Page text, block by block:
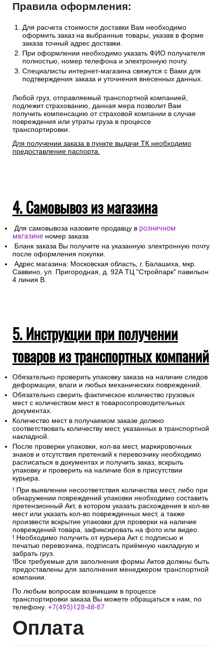
Правила оформления:
Для расчета стоимости доставки Вам необходимо
оформить заказ на выбранные товары, указав в форме
заказа точный адрес доставки.
При оформлении необходимо указать ФИО получателя
полностью, номер телефона и электронную почту.
Специалисты интернет-магазина свяжутся с Вами для
подтверждения заказа и уточнения внесенных данных.
Любой груз, отправляемый транспортной компанией,
подлежит страхованию, данная мера позволит Вам
получить компенсацию от страховой компании в случае
повреждения или утраты груза в процессе
транспортировки.
Для получении заказа в пункте выдачи ТК необходимо
предоставление паспорта.
4. Самовывоз из магазина
Для самовывоза назовите продавцу в розничном
магазине номер заказа
Бланк заказа Вы получите на указанную электронную почту
после оформления покупки.
Адрес магазина: Московская область, г. Балашиха, мкр.
Саввино, ул. Пригородная, д. 92А ТЦ "Стройпарк" павильон
4 линия В.
5. Инструкции при получении
товаров из транспортных компаний
Обязательно проверить упаковку заказа на наличие следов
деформации, влаги и любых механических повреждений.
Обязательно сверить фактическое количество грузовых
мест с количеством мест в товаросопроводительных
документах.
Количество мест в получаемом заказе должно
соответствовать количеству мест, указанных в транспортной
накладной.
После проверки упаковки, кол-ва мест, маркировочных
знаков и отсутствия претензий к перевозчику необходимо
расписаться в документах и получить заказ, вскрыть
упаковку и проверить на наличие боя в присутствии
курьера.
! При выявлении несоответствия количества мест, либо при
обнаружении повреждений упаковки необходимо составить
претензионный Акт, в котором указать расхождения в кол-ве
мест или указать кол-во поврежденных мест, а также
произвести вскрытие упаковки для проверки на наличие
повреждений товара, зафиксировать на фото или видео.
! Необходимо получить от курьера Акт с подписью и
печатью перевозчика, подписать приёмную накладную и
забрать груз.
!Все требуемые для заполнения формы Актов должны быть
предоставлены для заполнения менеджером транспортной
компании.
По любым вопросам возникшим в процессе
транспортировки заказа Вы можете обращаться к нам, по
телефону. +7(495)128-48-87
Оплата